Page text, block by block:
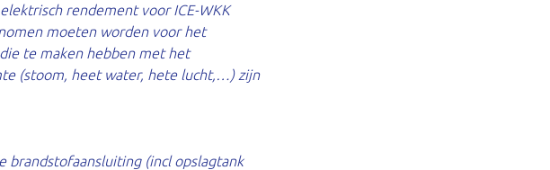
rendement voor ICE-WKK
moeten worden voor het
te maken hebben met het
(stoom, heet water, hete lucht,…) zijn
brandstofaansluiting (incl opslagtank